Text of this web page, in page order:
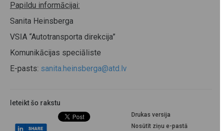
Papildu informācijai:
Sanita Heinsberga
VSIA “Autotransporta direkcija”
Komunikācijas speciāliste
E-pasts: sanita.heinsberga@atd.lv
Ieteikt šo rakstu
Drukas versija
Nosūtīt ziņu e-pastā